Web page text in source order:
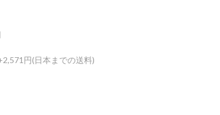
円(日本までの送料)